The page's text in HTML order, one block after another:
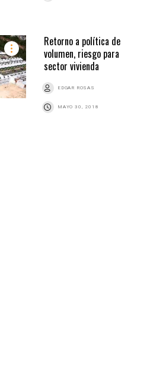
Retorno a política de
volumen, riesgo para
sector vivienda
EDGAR ROSAS
MAYO 30, 2018